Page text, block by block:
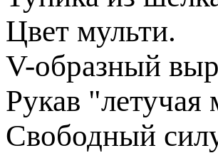
Цвет мульти.
V-образный
Рукав
Свободный